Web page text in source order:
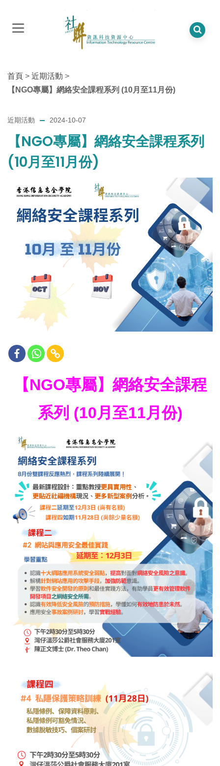
首頁 > 近期活動 >
【NGO專屬】網絡安全課程系列 (10月至11月份)
近期活動 2024-10-07
【NGO專屬】網絡安全課程系列
(10月至11月份)
【NGO專屬】網絡安全課程
系列 (10月至11月份)